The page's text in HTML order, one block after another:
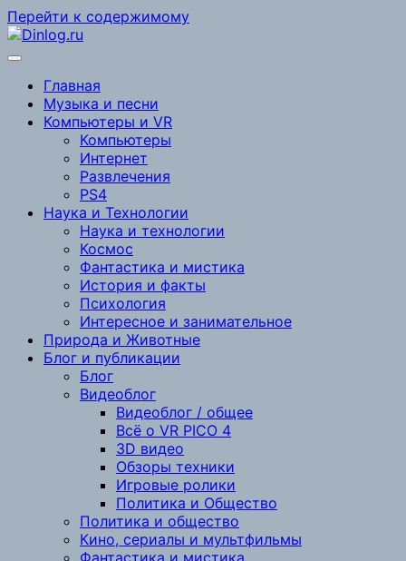
Перейти к содержимому
Главная
Музыка и песни
Компьютеры и VR
Компьютеры
Интернет
Развлечения
PS4
Наука и Технологии
Наука и технологии
Космос
Фантастика и мистика
История и факты
Психология
Интересное и занимательное
Природа и Животные
Блог и публикации
Блог
Видеоблог
Видеоблог / общее
Всё о VR PICO 4
3D видео
Обзоры техники
Игровые ролики
Политика и Общество
Политика и общество
Кино, сериалы и мультфильмы
Фантастика и мистика